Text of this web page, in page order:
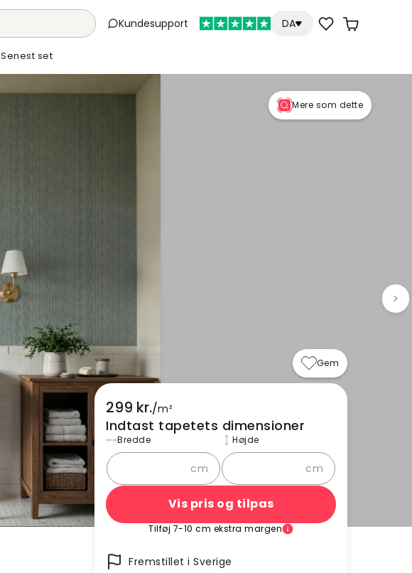
Kundesupport DA
Senest set
Mere som dette
Gem
299 kr./m²
Indtast tapetets dimensioner
Bredde
cm
Højde
cm
Vis pris og tilpas
Tilføj 7-10 cm ekstra margen
Fremstillet i Sverige